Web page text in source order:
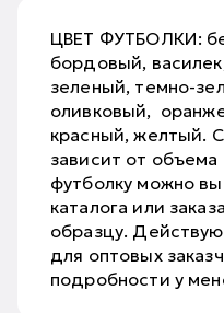
ЦВЕТ ФУТБОЛКИ:
бордовый,
зеленый, темно-
оливковый,
красный, желтый.
зависит от
футболку можно
каталога или
образцу.
для оптовых
подробности у